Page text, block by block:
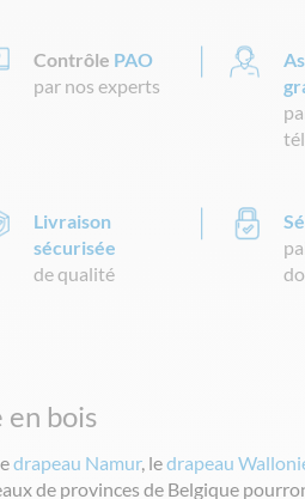
Contrôle PAO
par nos experts
Livraison
sécurisée
de qualité
en bois
drapeau Namur, ledrapeau
de provinces de Belgique